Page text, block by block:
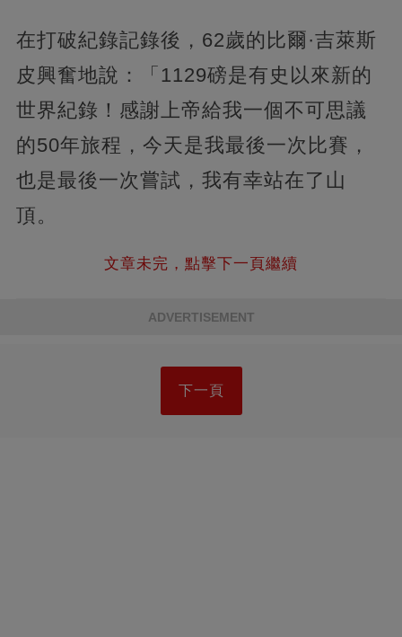
在打破紀錄記錄後，62歲的比爾·吉萊斯
皮興奮地說：「1129磅是有史以來新的
世界紀錄！感謝上帝給我一個不可思議
的50年旅程，今天是我最後一次比賽，
也是最後一次嘗試，我有幸站在了山
頂。
文章未完，點擊下一頁繼續
ADVERTISEMENT
下一頁